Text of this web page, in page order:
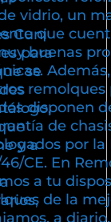
Cuni
para
se
y a
vidrio, un
que
buenas
Además,
remolques
disponen
de
por la
CE. En
a tu
de la
a